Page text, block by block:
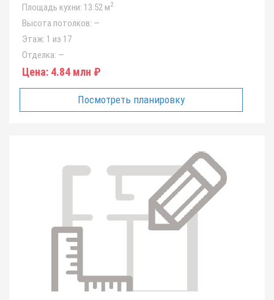
Площадь кухни: 13.52 м2
Высота потолков: —
Этаж: 1 из 17
Отделка: —
Цена: 4.84 млн ₽
Посмотреть планировку